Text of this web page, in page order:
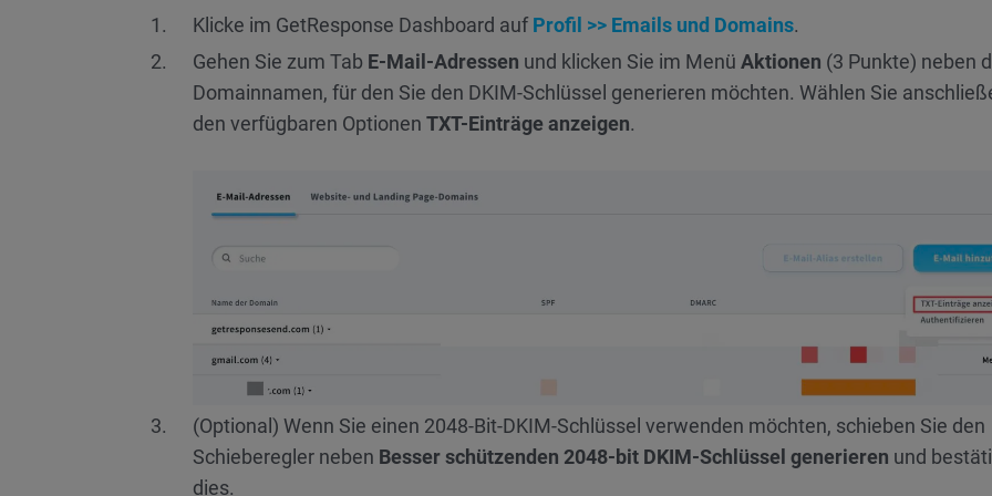
Klicke im GetResponse Dashboard auf Profil >> Emails und Domains.
Gehen Sie zum Tab E-Mail-Adressen und klicken Sie im Menü Aktionen (3 Punkte) neben
Domainnamen, für den Sie den DKIM-Schlüssel generieren möchten. Wählen Sie
den verfügbaren Optionen TXT-Einträge anzeigen.
(Optional) Wenn Sie einen 2048-Bit-DKIM-Schlüssel verwenden möchten, schieben Sie den
Schieberegler neben Besser schützenden 2048-bit DKIM-Schlüssel generieren und
dies.